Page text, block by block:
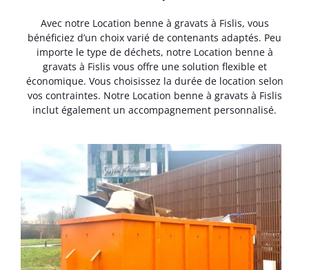
Avec notre Location benne à gravats à Fislis, vous
bénéficiez d’un choix varié de contenants adaptés. Peu
importe le type de déchets, notre Location benne à
gravats à Fislis vous offre une solution flexible et
économique. Vous choisissez la durée de location selon
vos contraintes. Notre Location benne à gravats à Fislis
inclut également un accompagnement personnalisé.